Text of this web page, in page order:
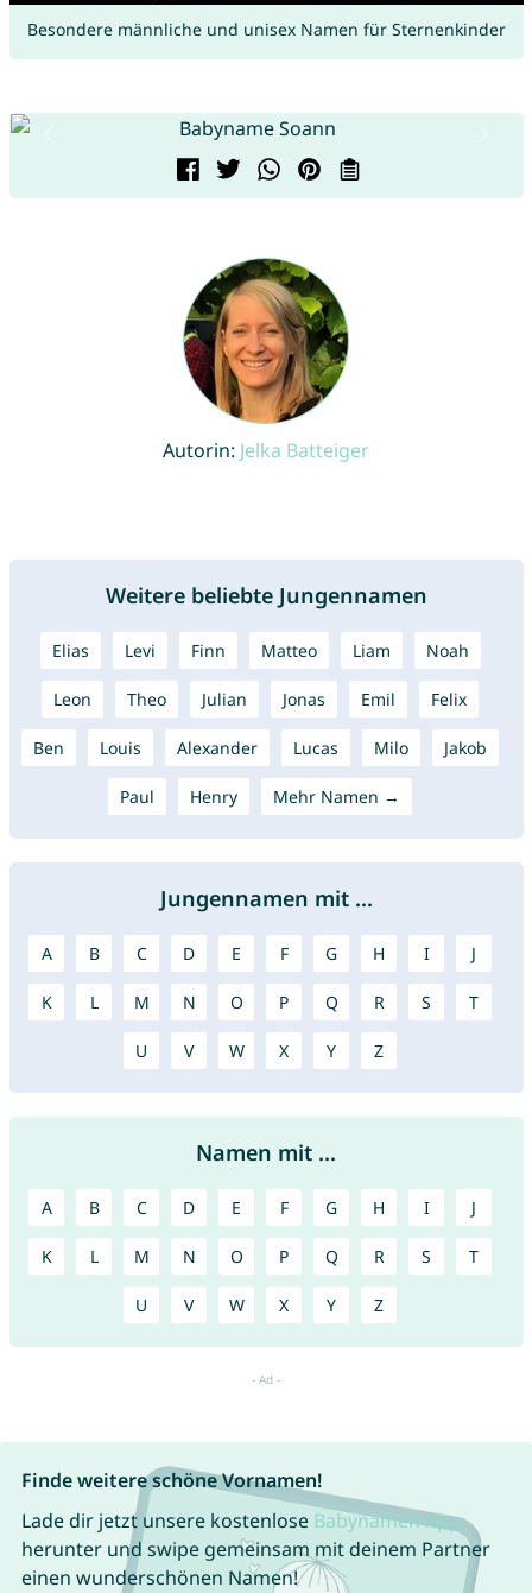
Besondere männliche und unisex Namen für Sternenkinder
Autorin: Jelka Batteiger
Weitere beliebte Jungennamen
Elias Levi Finn Matteo Liam Noah
Leon Theo Julian Jonas Emil Felix
Ben Louis Alexander Lucas Milo Jakob
Paul Henry Mehr Namen →
Jungennamen mit ...
A B C D E F G H I J
K L M N O P Q R S T
U V W X Y Z
Namen mit ...
A B C D E F G H I J
K L M N O P Q R S T
U V W X Y Z
Finde weitere schöne Vornamen!
Lade dir jetzt unsere kostenlose Babynamen App
herunter und swipe gemeinsam mit deinem Partner
einen wunderschönen Namen!